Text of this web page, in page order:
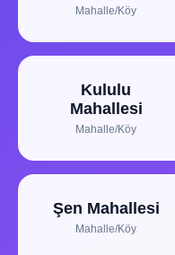
Mahalle/Köy
Kululu
Mahallesi
Mahalle/Köy
Şen Mahallesi
Mahalle/Köy